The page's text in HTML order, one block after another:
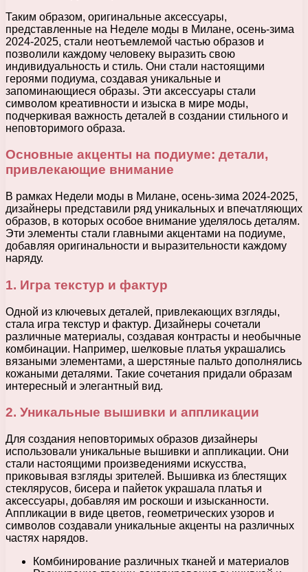
Таким образом, оригинальные аксессуары,
представленные на Неделе моды в Милане, осень-зима
2024-2025, стали неотъемлемой частью образов и
позволили каждому человеку выразить свою
индивидуальность и стиль. Они стали настоящими
героями подиума, создавая уникальные и
запоминающиеся образы. Эти аксессуары стали
символом креативности и изыска в мире моды,
подчеркивая важность деталей в создании стильного и
неповторимого образа.
Основные акценты на подиуме: детали,
привлекающие внимание
В рамках Недели моды в Милане, осень-зима 2024-2025,
дизайнеры представили ряд уникальных и впечатляющих
образов, в которых особое внимание уделялось деталям.
Эти элементы стали главными акцентами на подиуме,
добавляя оригинальности и выразительности каждому
наряду.
1. Игра текстур и фактур
Одной из ключевых деталей, привлекающих взгляды,
стала игра текстур и фактур. Дизайнеры сочетали
различные материалы, создавая контрасты и необычные
комбинации. Например, шелковые платья украшались
вязаными элементами, а шерстяные пальто дополнялись
кожаными деталями. Такие сочетания придали образам
интересный и элегантный вид.
2. Уникальные вышивки и аппликации
Для создания неповторимых образов дизайнеры
использовали уникальные вышивки и аппликации. Они
стали настоящими произведениями искусства,
приковывая взгляды зрителей. Вышивка из блестящих
стеклярусов, бисера и пайеток украшала платья и
аксессуары, добавляя им роскоши и изысканности.
Аппликации в виде цветов, геометрических узоров и
символов создавали уникальные акценты на различных
частях нарядов.
Комбинирование различных тканей и материалов